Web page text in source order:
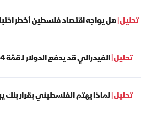
تحليل |هل يواجه اقتصاد فلسطين أخطر
تحليل |الفيدرالي قد يدفع الدولار لـ قمّة 4 شهور أمام الشيكل
تحليل |لماذا يهتم الفلسطيني بقرار بنك يبعد 9000